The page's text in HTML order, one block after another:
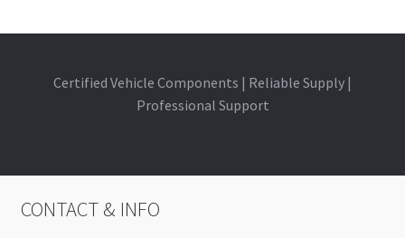
Certified Vehicle Components | Reliable Supply |
Professional Support
CONTACT & INFO